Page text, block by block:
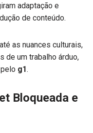
adaptação e
de conteúdo.
as nuances culturais,
de um trabalho árduo,
g1.
Bloqueada e